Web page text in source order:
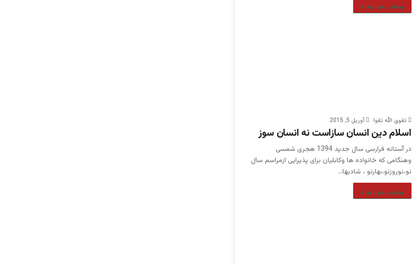
بیشتر بخوانید »
تقوی الله تقوا آوریل 5, 2015
اسلام دین انسان سازاست نه انسان سوز
در آستانه فرارسی سال جدید 1394 هجری شمسی
وهنگامی که خانواده ها وکابلیان برای پذیرایی ازمراسم سال
نو،نوروزنو،بهارنو ، شادیها…
بیشتر بخوانید »